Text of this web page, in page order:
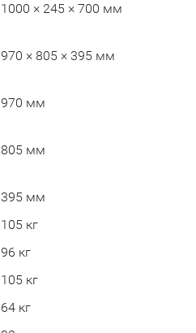
1000 × 245 × 700 мм
970 × 805 × 395 мм
970 мм
805 мм
395 мм
105 кг
96 кг
105 кг
64 кг